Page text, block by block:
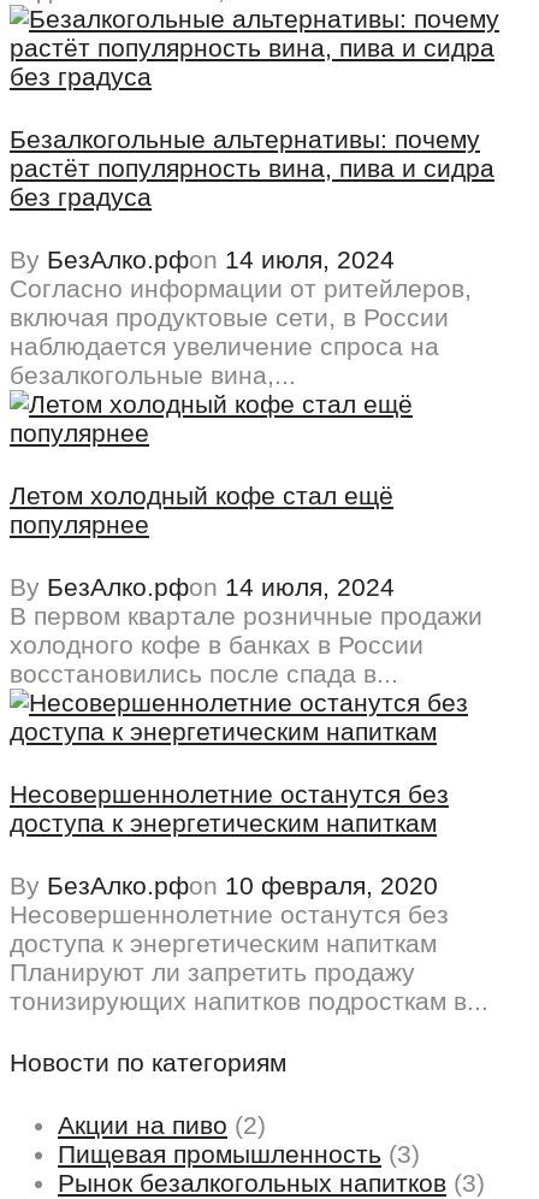
Безалкогольные альтернативы: почему
растёт популярность вина, пива и сидра
без градуса
By БезАлко.рфon 14 июля, 2024
Согласно информации от ритейлеров,
включая продуктовые сети, в России
наблюдается увеличение спроса на
безалкогольные вина,...
Летом холодный кофе стал ещё
популярнее
By БезАлко.рфon 14 июля, 2024
В первом квартале розничные продажи
холодного кофе в банках в России
восстановились после спада в...
Несовершеннолетние останутся без
доступа к энергетическим напиткам
By БезАлко.рфon 10 февраля, 2020
Несовершеннолетние останутся без
доступа к энергетическим напиткам
Планируют ли запретить продажу
тонизирующих напитков подросткам в...
Новости по категориям
Акции на пиво (2)
Пищевая промышленность (3)
Рынок безалкогольных напитков (3)